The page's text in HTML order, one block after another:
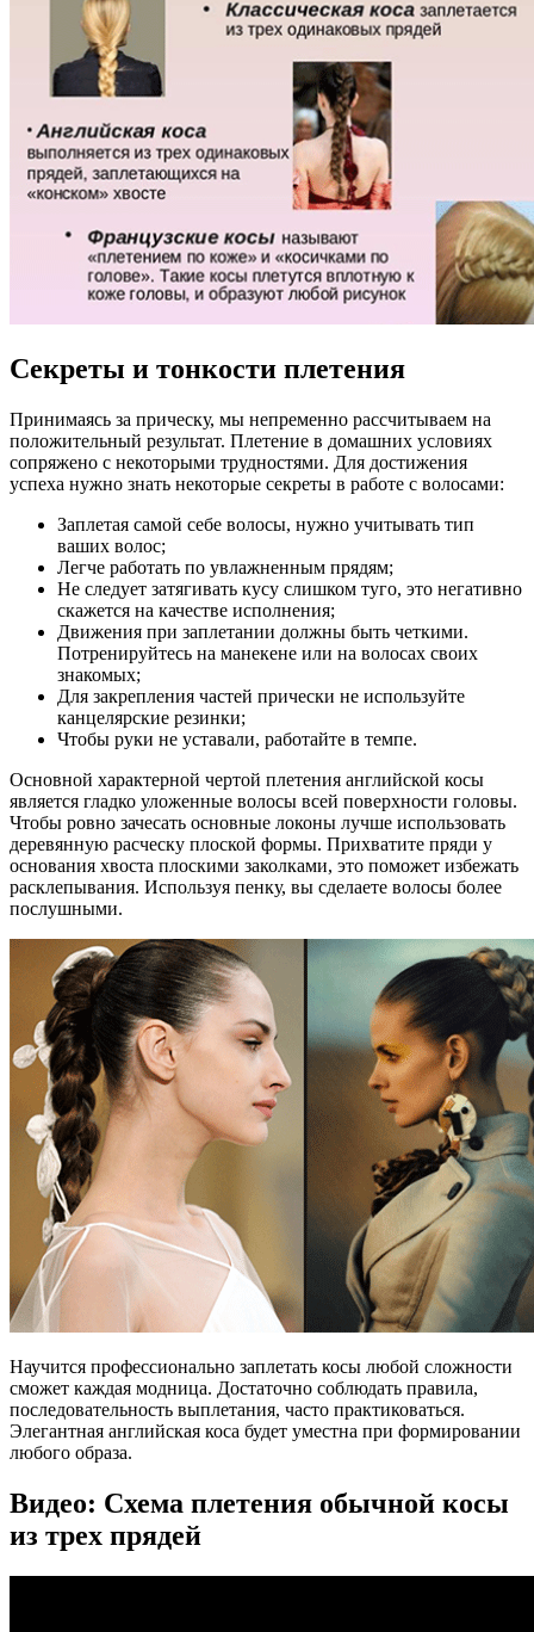
Секреты и тонкости плетения
Принимаясь за прическу, мы непременно рассчитываем на
положительный результат. Плетение в домашних условиях
сопряжено с некоторыми трудностями. Для достижения
успеха нужно знать некоторые секреты в работе с волосами:
Заплетая самой себе волосы, нужно учитывать тип
ваших волос;
Легче работать по увлажненным прядям;
Не следует затягивать кусу слишком туго, это негативно
скажется на качестве исполнения;
Движения при заплетании должны быть четкими.
Потренируйтесь на манекене или на волосах своих
знакомых;
Для закрепления частей прически не используйте
канцелярские резинки;
Чтобы руки не уставали, работайте в темпе.
Основной характерной чертой плетения английской косы
является гладко уложенные волосы всей поверхности головы.
Чтобы ровно зачесать основные локоны лучше использовать
деревянную расческу плоской формы. Прихватите пряди у
основания хвоста плоскими заколками, это поможет избежать
расклепывания. Используя пенку, вы сделаете волосы более
послушными.
Научится профессионально заплетать косы любой сложности
сможет каждая модница. Достаточно соблюдать правила,
последовательность выплетания, часто практиковаться.
Элегантная английская коса будет уместна при формировании
любого образа.
Видео: Схема плетения обычной косы
из трех прядей